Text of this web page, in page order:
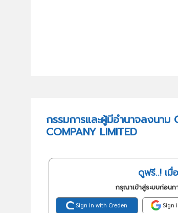
กรรมการและผู้มีอำนาจลงนาม
COMPANY LIMITED
ดูฟรี..! เมื่
กรุณาเข้าสู่ระบบก่อน
Sign in with Creden Sign